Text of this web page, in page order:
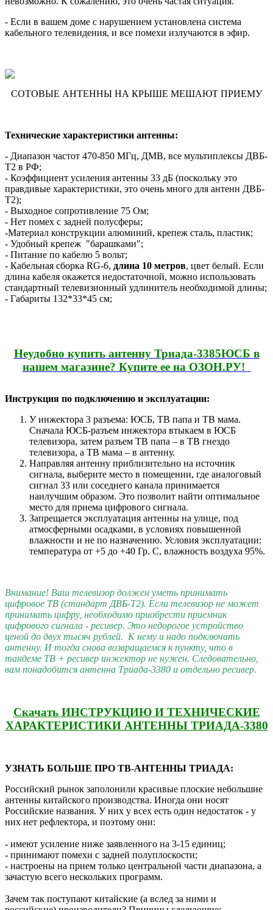
- Если в вашем доме с нарушением установлена система
кабельного телевидения, и все помехи излучаются в эфир.
СОТОВЫЕ АНТЕННЫ НА КРЫШЕ МЕШАЮТ ПРИЕМУ
Технические характеристики антенны:
- Диапазон частот 470-850 МГц, ДМВ, все мультиплексы ДВБ-
T2 в РФ;
- Коэффициент усиления антенны 33 дБ (поскольку это
правдивые характеристики, это очень много для антенн ДВБ-
T2);
- Выходное сопротивление 75 Ом;
- Нет помех с задней полусферы;
-Материал конструкции алюминий, крепеж сталь, пластик;
- Удобный крепеж "барашками";
- Питание по кабелю 5 вольт;
- Кабельная сборка RG-6, длина 10 метров, цвет белый. Если
длина кабеля окажется недостаточной, можно использовать
стандартный телевизионный удлинитель необходимой длины;
- Габариты 132*33*45 см;
Неудобно купить антенну Триада-3385ЮСБ в
нашем магазине? Купите ее на ОЗОН.РУ!
Инструкция по подключению и эксплуатации:
У инжектора 3 разъема: ЮСБ, ТВ папа и ТВ мама.
Сначала ЮСБ-разъем инжектора втыкаем в ЮСБ
телевизора, затем разъем ТВ папа – в ТВ гнездо
телевизора, а ТВ мама – в антенну.
Направляя антенну приблизительно на источник
сигнала, выберите место в помещении, где аналоговый
сигнал 33 или соседнего канала принимается
наилучшим образом. Это позволит найти оптимальное
место для приема цифрового сигнала.
Запрещается эксплуатация антенны на улице, под
атмосферными осадками, в условиях повышенной
влажности и не по назначению. Условия эксплуатации:
температура от +5 до +40 Гр. С, влажность воздуха 95%.
Внимание! Ваш телевизор должен уметь принимать
цифровое ТВ (стандарт ДВБ-T2). Если телевизор не может
принимать цифру, необходимо приобрести приемник
цифрового сигнала - ресивер. Это недорогое устройство
ценой до двух тысяч рублей. К нему и надо подключать
антенну. И тогда снова возвращаемся к пункту, что в
тандеме ТВ + ресивер инжектор не нужен. Следовательно,
вам понадобится антенна Триада-3380 и отдельно ресивер.
Скачать ИНСТРУКЦИЮ И ТЕХНИЧЕСКИЕ
ХАРАКТЕРИСТИКИ АНТЕННЫ ТРИАДА-3380
УЗНАТЬ БОЛЬШЕ ПРО ТВ-АНТЕННЫ ТРИАДА:
Российский рынок заполонили красивые плоские небольшие
антенны китайского производства. Иногда они носят
Российские названия. У них у всех есть один недостаток - у
них нет рефлектора, и поэтому они:
- имеют усиление ниже заявленного на 3-15 единиц;
- принимают помехи с задней полуплоскости;
- настроены на прием только центральной части диапазона, а
зачастую всего нескольких программ.
Зачем так поступают китайские (а вслед за ними и